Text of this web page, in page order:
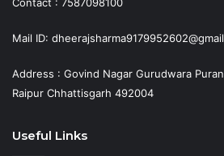
Contact : 7587098100
Mail ID:
Address : Govind Nagar Gurudwara
Raipur Chhattisgarh 492004
Useful Links